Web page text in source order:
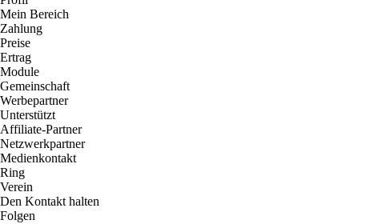
Mein Bereich
Zahlung
Preise
Ertrag
Module
Gemeinschaft
Werbepartner
Unterstützt
Affiliate-Partner
Netzwerkpartner
Medienkontakt
Ring
Verein
Den Kontakt halten
Folgen